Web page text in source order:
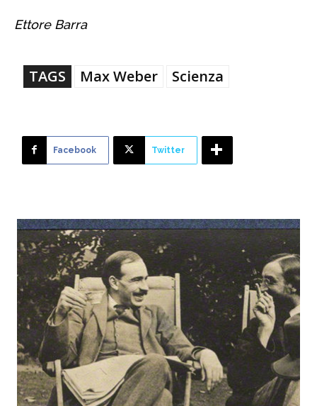
Ettore Barra
TAGS Max Weber Scienza
Facebook Twitter